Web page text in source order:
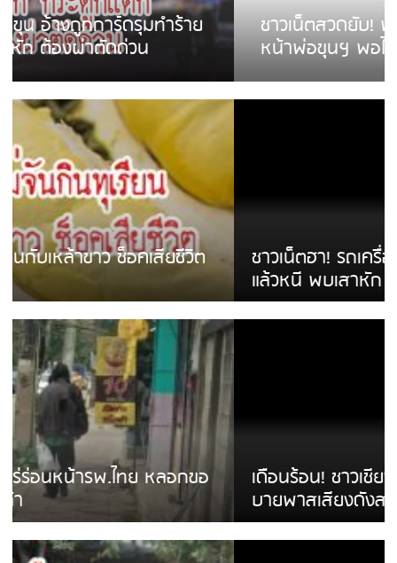
ชาวเน็ตสวดยับ! พบพม่าเร่ขายพวงมาลัย
หน้าพ่อขุนฯ พอไม่ซื้อเดินตาม
ชาวเน็ตฮา! รถเครื่องแม่สายชนป้ายร้านโลงศพ
แล้วหนี พบเสาหัก เบรคหัก หวิดได้ใช้บริการ
เดือนร้อน! ชาวเชียงรายบ่นรถ Isuzu สีขาวซิ่ง
บายพาสเสียงดังสร้างความรำคาญ